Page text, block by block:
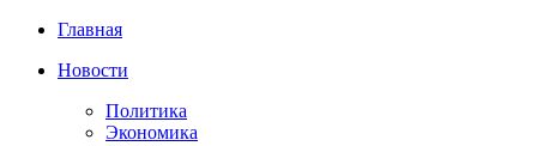
Главная
Новости
Политика
Экономика